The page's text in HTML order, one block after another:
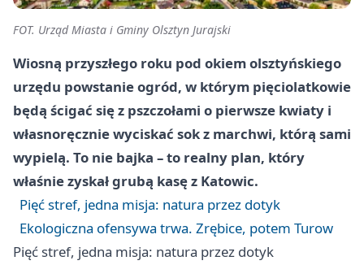
FOT. Urząd Miasta i Gminy Olsztyn Jurajski
Wiosną przyszłego roku pod okiem olsztyńskiego
urzędu powstanie ogród, w którym pięciolatkowie
będą ścigać się z pszczołami o pierwsze kwiaty i
własnoręcznie wyciskać sok z marchwi, którą sami
wypielą. To nie bajka – to realny plan, który
właśnie zyskał grubą kasę z Katowic.
Pięć stref, jedna misja: natura przez dotyk
Ekologiczna ofensywa trwa. Zrębice, potem Turow
Pięć stref, jedna misja: natura przez dotyk